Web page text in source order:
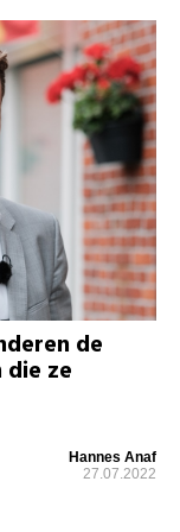
de
ze
Hannes Anaf
27.07.2022